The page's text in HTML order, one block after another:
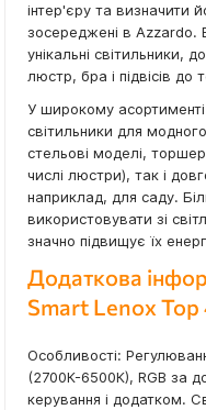
інтер'єру та визначити
зосереджені в Azzardo.
унікальні світильники,
люстр, бра і підвісів до
У широкому
світильники для
стельові моделі,
числі люстри), так і
наприклад, для саду.
використовувати зі
значно підвищує їх
Додаткова
Smart Lenox
Особливості:
(2700К-6500К), RGB за
керування і додатком.